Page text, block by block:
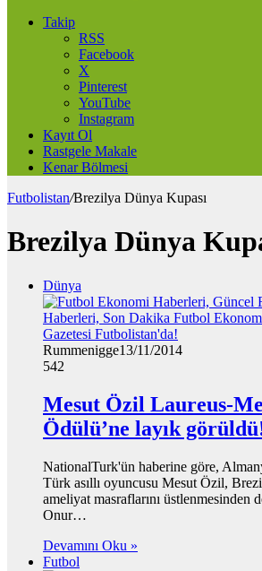
Takip
RSS
Facebook
X
Pinterest
YouTube
Instagram
Kayıt Ol
Rastgele Makale
Kenar Bölmesi
Futbolistan/Brezilya Dünya Kupası
Brezilya Dünya
Dünya
Rummenigge13/11/2014
542
Mesut Özil Laureus-
Ödülü’ne layık
NationalTurk'ün haberine göre,
Türk asıllı oyuncusu Mesut Özil,
ameliyat masraflarını üstlenmesinden
Onur…
Devamını Oku »
Futbol